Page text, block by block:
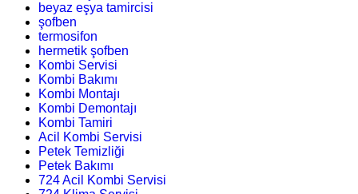
beyaz eşya tamircisi
şofben
termosifon
hermetik şofben
Kombi Servisi
Kombi Bakımı
Kombi Montajı
Kombi Demontajı
Kombi Tamiri
Acil Kombi Servisi
Petek Temizliği
Petek Bakımı
724 Acil Kombi Servisi